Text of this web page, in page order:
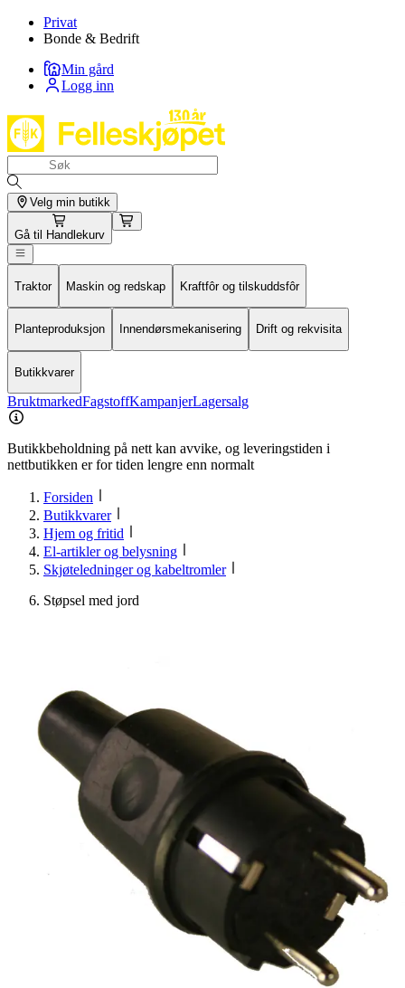
Privat
Bonde & Bedrift
Min gård
Logg inn
Velg min butikk
Gå til Handlekurv
Traktor Maskin og redskap Kraftfôr og tilskuddsfôr
Planteproduksjon Innendørsmekanisering Drift og rekvisita
Butikkvarer
BruktmarkedFagstoffKampanjerLagersalg
Butikkbeholdning på nett kan avvike, og leveringstiden i
nettbutikken er for tiden lengre enn normalt
Forsiden
Butikkvarer
Hjem og fritid
El-artikler og belysning
Skjøteledninger og kabeltromler
Støpsel med jord